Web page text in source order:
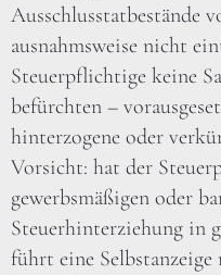
Ausschlusstatbestände
ausnahmsweise nicht
Steuerpflichtige keine
befürchten –
hinterzogene oder
Vorsicht: hat der
gewerbsmäßigen oder
Steuerhinterziehung in
führt eine